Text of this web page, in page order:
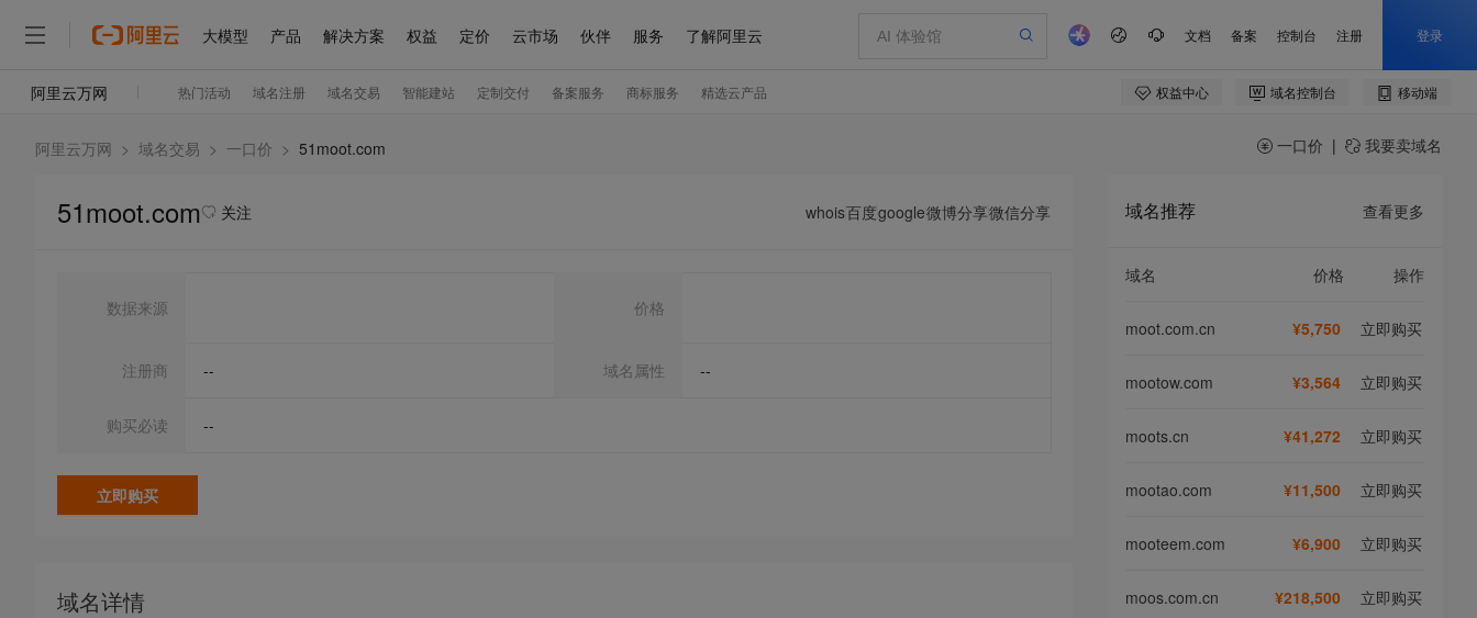
阿里云万网 > 域名交易 > 一口价 > 51moot.com 一口价 | 我要卖域名
51moot.com 关注 whois百度google微博分享微信分享
数据来源 价格
注册商 -- 域名属性 --
购买必读 --
立即购买
域名详情
域名推荐 查看更多
域名 价格 操作
moot.com.cn ¥5,750 立即购买
mootow.com ¥3,564 立即购买
moots.cn ¥41,272 立即购买
mootao.com ¥11,500 立即购买
mooteem.com ¥6,900 立即购买
moos.com.cn ¥218,500 立即购买